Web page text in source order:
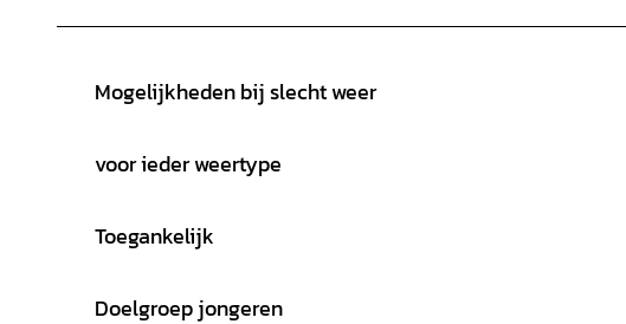
Mogelijkheden bij slecht weer
voor ieder weertype
Toegankelijk
Doelgroep jongeren